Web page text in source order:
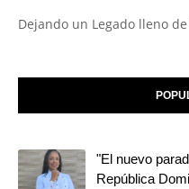
Dejando un Legado lleno
"El nuevo
República